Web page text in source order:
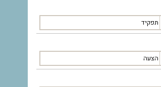
תפקיד
הצעה